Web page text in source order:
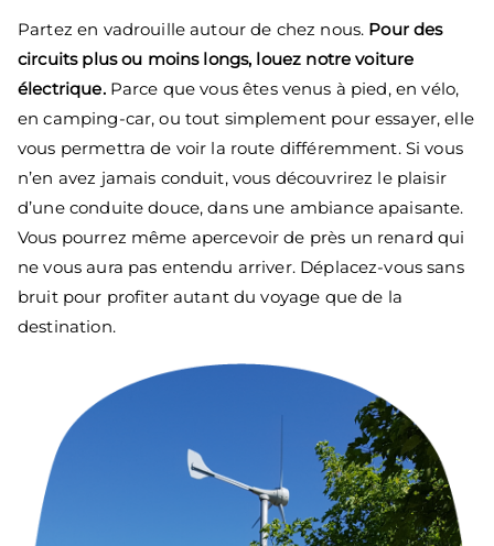
Partez en vadrouille autour de chez nous. Pour des
circuits plus ou moins longs, louez notre voiture
électrique.Parce que vous êtes venus à pied, en vélo,
en camping-car, ou tout simplement pour essayer, elle
vous permettra de voir la route différemment. Si vous
n’en avez jamais conduit, vous découvrirez le plaisir
d’une conduite douce, dans une ambiance apaisante.
Vous pourrez même apercevoir de près un renard qui
ne vous aura pas entendu arriver. Déplacez-vous sans
bruit pour profiter autant du voyage que de la
destination.